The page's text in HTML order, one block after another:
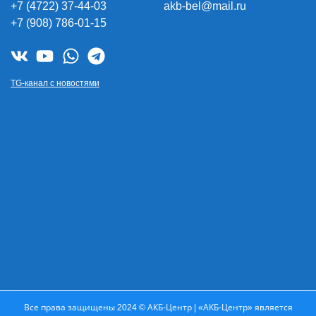
+7 (4722) 37-44-03
+7 (908) 786-01-15
akb-bel@mail.ru
TG-канал с новостями
Все права защищены 2024 © АКБ-Центр | «АКБ-Центр» является